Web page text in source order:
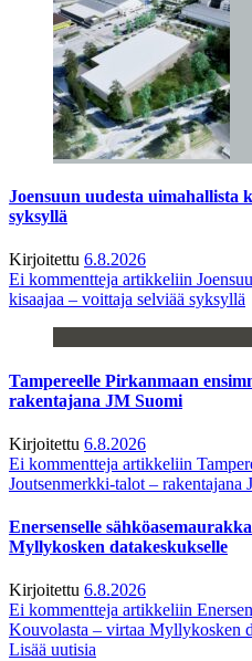
Joensuun uudesta uimahallista
syksyllä
Kirjoitettu 6.8.2026
Ei kommentteja artikkeliin
kisaajaa – voittaja selviää syksyllä
Tampereelle Pirkanmaan
rakentajana JM Suomi
Kirjoitettu 6.8.2026
Ei kommentteja artikkeliin
Joutsenmerkki-talot – rakentajana
Enersenselle
Myllykosken datakeskukselle
Kirjoitettu 6.8.2026
Ei kommentteja artikkeliin
Kouvolasta – virtaa Myllykosken
Lisää uutisia